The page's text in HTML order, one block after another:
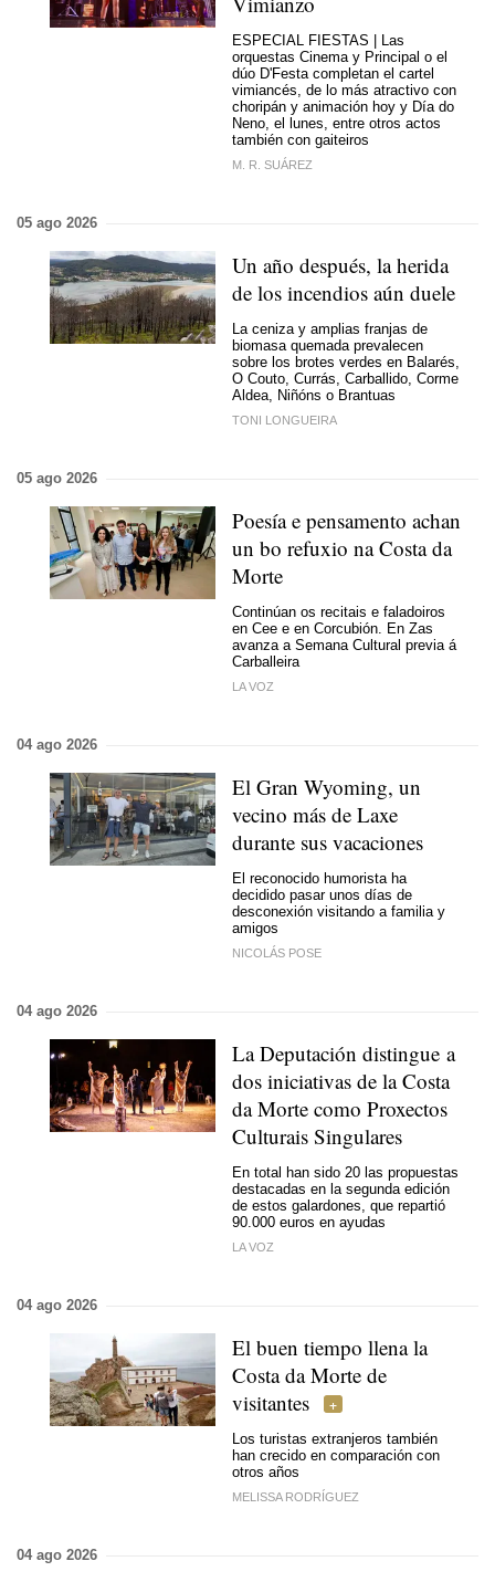
ESPECIAL FIESTAS | Las
orquestas Cinema y Principal o el
dúo D'Festa completan el cartel
vimiancés, de lo más atractivo con
choripán y animación hoy y Día do
Neno, el lunes, entre otros actos
también con gaiteiros
M. R. SUÁREZ
05 ago 2026
Un año después, la herida
de los incendios aún duele
La ceniza y amplias franjas de
biomasa quemada prevalecen
sobre los brotes verdes en Balarés,
O Couto, Currás, Carballido, Corme
Aldea, Niñóns o Brantuas
TONI LONGUEIRA
05 ago 2026
Poesía e pensamento achan
un bo refuxio na Costa da
Morte
Continúan os recitais e faladoiros
en Cee e en Corcubión. En Zas
avanza a Semana Cultural previa á
Carballeira
LA VOZ
04 ago 2026
El Gran Wyoming, un
vecino más de Laxe
durante sus vacaciones
El reconocido humorista ha
decidido pasar unos días de
desconexión visitando a familia y
amigos
NICOLÁS POSE
04 ago 2026
La Deputación distingue a
dos iniciativas de la Costa
da Morte como Proxectos
Culturais Singulares
En total han sido 20 las propuestas
destacadas en la segunda edición
de estos galardones, que repartió
90.000 euros en ayudas
LA VOZ
04 ago 2026
El buen tiempo llena la
Costa da Morte de
visitantes
Los turistas extranjeros también
han crecido en comparación con
otros años
MELISSA RODRÍGUEZ
04 ago 2026